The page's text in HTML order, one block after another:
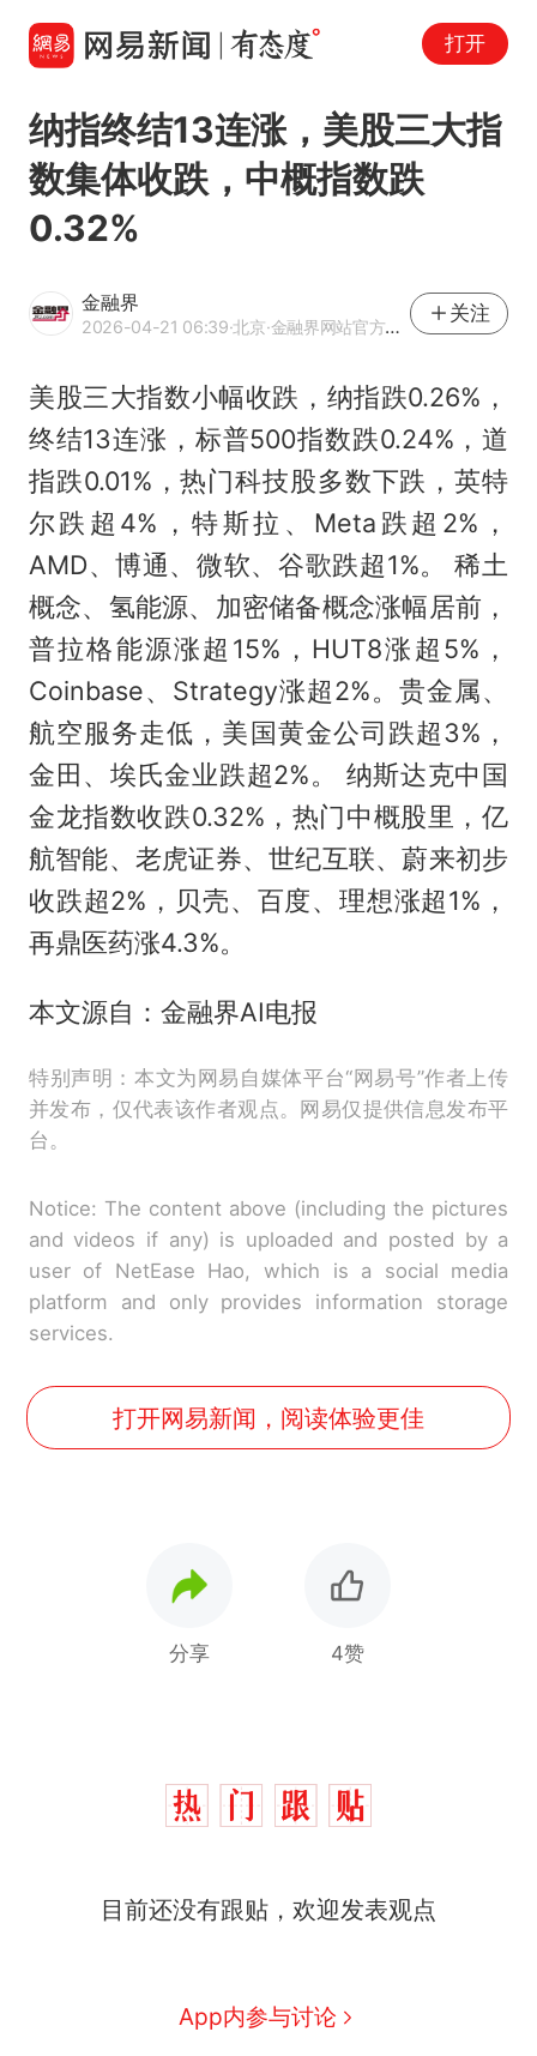
打开
纳指终结13连涨，美股三大指
数集体收跌，中概指数跌
0.32%
金融界
2026-04-21 06:39·北京·金融界网站官方账号 优质财经领域创作者
关注
美股三大指数小幅收跌，纳指跌0.26%，
终结13连涨，标普500指数跌0.24%，道
指跌0.01%，热门科技股多数下跌，英特
尔跌超4%，特斯拉、Meta跌超2%，
AMD、博通、微软、谷歌跌超1%。 稀土
概念、氢能源、加密储备概念涨幅居前，
普拉格能源涨超15%，HUT8涨超5%，
Coinbase、Strategy涨超2%。贵金属、
航空服务走低，美国黄金公司跌超3%，
金田、埃氏金业跌超2%。 纳斯达克中国
金龙指数收跌0.32%，热门中概股里，亿
航智能、老虎证券、世纪互联、蔚来初步
收跌超2%，贝壳、百度、理想涨超1%，
再鼎医药涨4.3%。
本文源自：金融界AI电报
特别声明：本文为网易自媒体平台“网易号”作者上传
并发布，仅代表该作者观点。网易仅提供信息发布平
台。
Notice: The content above (including the pictures
and videos if any) is uploaded and posted by a
user of NetEase Hao, which is a social media
platform and only provides information storage
services.
打开网易新闻，阅读体验更佳
分享 4赞
目前还没有跟贴，欢迎发表观点
App内参与讨论
么？
新
那个在床头放菜刀的女孩，
号，仅凭视频评出？中国烹饪
140多朵
美国渔民钓获鲨鱼徒手将其拽
回大海 目击者直呼震惊 （视频